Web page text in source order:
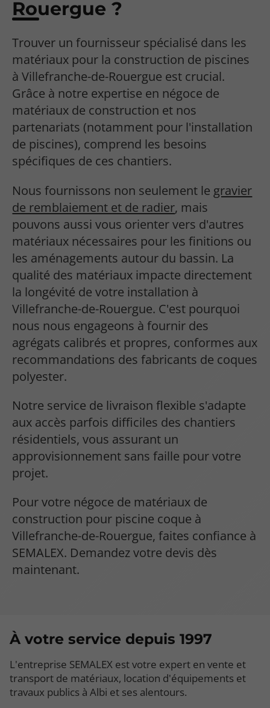
Rouergue ?
Trouver un fournisseur spécialisé dans les
matériaux pour la construction de piscines
à Villefranche-de-Rouergue est crucial.
Grâce à notre expertise en négoce de
matériaux de construction et nos
partenariats (notamment pour l'installation
de piscines), comprend les besoins
spécifiques de ces chantiers.
Nous fournissons non seulement le gravier
de remblaiement et de radier, mais
pouvons aussi vous orienter vers d'autres
matériaux nécessaires pour les finitions ou
les aménagements autour du bassin. La
qualité des matériaux impacte directement
la longévité de votre installation à
Villefranche-de-Rouergue. C'est pourquoi
nous nous engageons à fournir des
agrégats calibrés et propres, conformes aux
recommandations des fabricants de coques
polyester.
Notre service de livraison flexible s'adapte
aux accès parfois difficiles des chantiers
résidentiels, vous assurant un
approvisionnement sans faille pour votre
projet.
Pour votre négoce de matériaux de
construction pour piscine coque à
Villefranche-de-Rouergue, faites confiance à
SEMALEX. Demandez votre devis dès
maintenant.
À votre service depuis 1997
L'entreprise SEMALEX est votre expert en vente et
transport de matériaux, location d'équipements et
travaux publics à Albi et ses alentours.